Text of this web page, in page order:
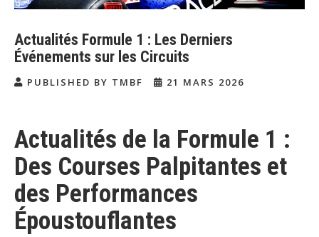
Actualités Formule 1 : Les Derniers
Événements sur les Circuits
PUBLISHED BY TMBF 21 MARS 2026
Actualités de la Formule 1 :
Des Courses Palpitantes et
des Performances
Époustouflantes